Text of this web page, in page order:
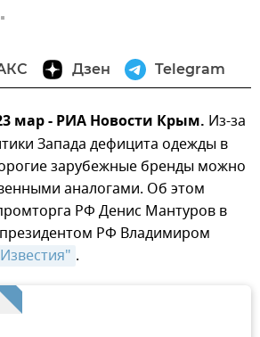
Дзен Telegram
мар - РИА Новости Крым. Из-за
Запада дефицита одежды в
зарубежные бренды можно
аналогами. Об этом
РФ Денис Мантуров в
РФ Владимиром
.